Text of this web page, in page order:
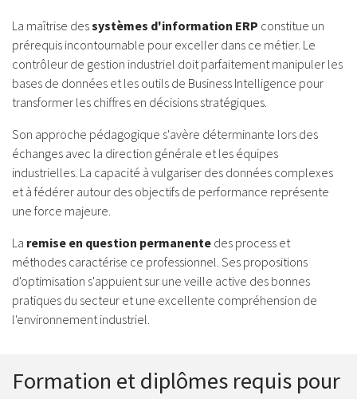
La maîtrise dessystèmes d'information ERP constitue un
prérequis incontournable pour exceller dans ce métier. Le
contrôleur de gestion industriel doit parfaitement manipuler les
bases de données et les outils de Business Intelligence pour
transformer les chiffres en décisions stratégiques.
Son approche pédagogique s'avère déterminante lors des
échanges avec la direction générale et les équipes
industrielles. La capacité à vulgariser des données complexes
et à fédérer autour des objectifs de performance représente
une force majeure.
La remise en question permanente des process et
méthodes caractérise ce professionnel. Ses propositions
d'optimisation s'appuient sur une veille active des bonnes
pratiques du secteur et une excellente compréhension de
l'environnement industriel.
Formation et diplômes requis pour